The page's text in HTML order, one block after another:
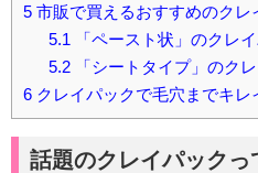
5 市販で買えるおすすめのクレ
5.1 「ペースト状」のクレ
5.2「シートタイプ」のク
6 クレイパックで毛穴までキレ
話題のクレイパックっ